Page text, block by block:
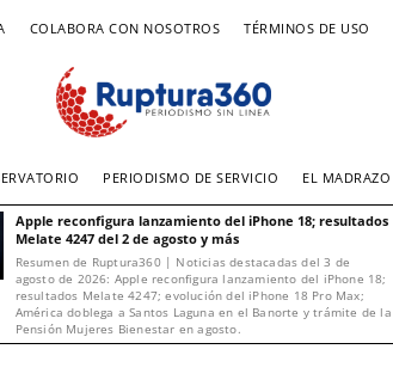
COLABORA CON NOSOTROS TÉRMINOS DE USO
PERIODISMO DE SERVICIO EL MADRAZO
Apple reconfigura lanzamiento del iPhone 18; resultados
Melate 4247 del 2 de agosto y más
Resumen de Ruptura360 | Noticias destacadas del 3 de
agosto de 2026: Apple reconfigura lanzamiento del iPhone 18;
resultados Melate 4247; evolución del iPhone 18 Pro Max;
América doblega a Santos Laguna en el Banorte y trámite de la
Pensión Mujeres Bienestar en agosto.